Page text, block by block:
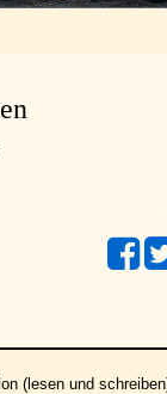
(lesen und